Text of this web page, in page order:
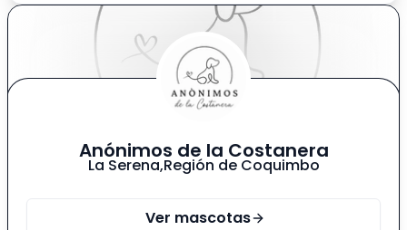
Anónimos de la Costanera
La Serena,Región de Coquimbo
Ver mascotas